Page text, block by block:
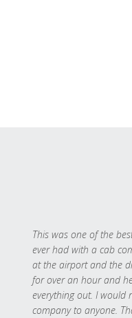
This was one of the
ever had with a cab
at the airport and the
for over an hour and
everything out. I would
company to anyone.